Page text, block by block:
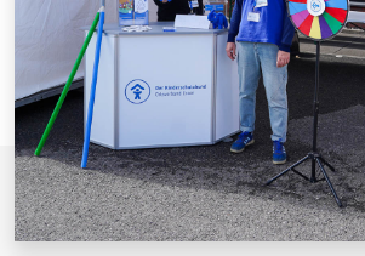
© Welterbelauf Zollverein